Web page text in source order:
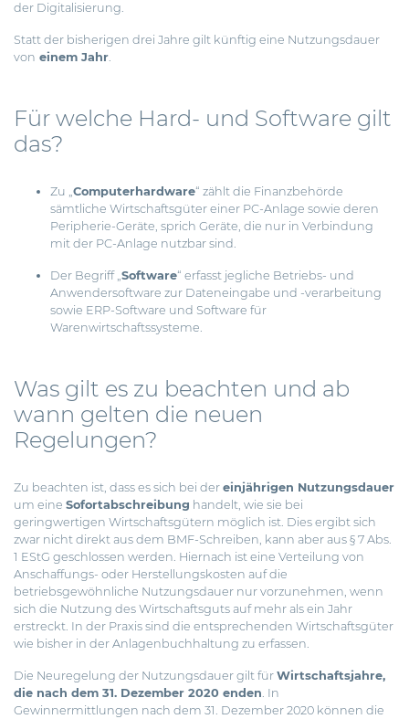
der Digitalisierung.
Statt der bisherigen drei Jahre gilt künftig eine Nutzungsdauer
von einem Jahr.
Für welche Hard- und Software gilt
das?
Zu „Computerhardware“ zählt die Finanzbehörde
sämtliche Wirtschaftsgüter einer PC-Anlage sowie deren
Peripherie-Geräte, sprich Geräte, die nur in Verbindung
mit der PC-Anlage nutzbar sind.
Der Begriff „Software“ erfasst jegliche Betriebs- und
Anwendersoftware zur Dateneingabe und -verarbeitung
sowie ERP-Software und Software für
Warenwirtschaftssysteme.
Was gilt es zu beachten und ab
wann gelten die neuen
Regelungen?
Zu beachten ist, dass es sich bei der einjährigen Nutzungsdauer
um eine Sofortabschreibung handelt, wie sie bei
geringwertigen Wirtschaftsgütern möglich ist. Dies ergibt sich
zwar nicht direkt aus dem BMF-Schreiben, kann aber aus § 7 Abs.
1 EStG geschlossen werden. Hiernach ist eine Verteilung von
Anschaffungs- oder Herstellungskosten auf die
betriebsgewöhnliche Nutzungsdauer nur vorzunehmen, wenn
sich die Nutzung des Wirtschaftsguts auf mehr als ein Jahr
erstreckt. In der Praxis sind die entsprechenden Wirtschaftsgüter
wie bisher in der Anlagenbuchhaltung zu erfassen.
Die Neuregelung der Nutzungsdauer gilt für Wirtschaftsjahre,
die nach dem 31. Dezember 2020 enden. In
Gewinnermittlungen nach dem 31. Dezember 2020 können die